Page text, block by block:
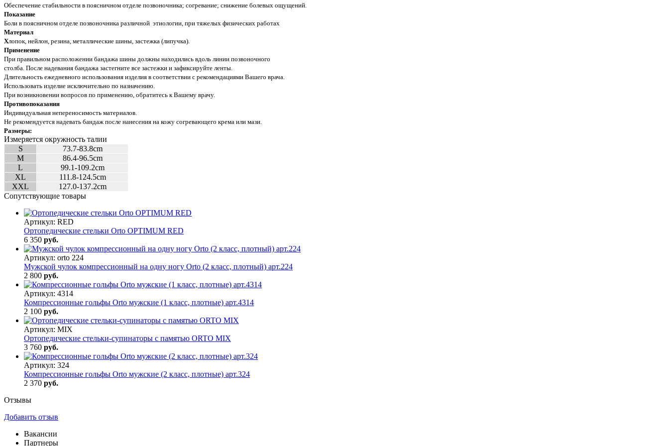
Обеспечение стабильности в поясничном отделе позвоночника; согревание; снижение болевых ощущений.
Показание
Боли в поясничном отделе позвоночника различной этиологии, при тяжелых физических работах
Материал
Хлопок, нейлон, резина, металлические шины, застежка (липучка).
Применение
При правильном расположении бандажа шины должны находились вдоль линии позвоночного
столба. После надевания бандажа застегните все застежки и зафиксируйте ленты.
Длительность ежедневного использования изделия в соответствии с рекомендациями Вашего врача.
Использовать изделие исключительно по назначению.
При возникновении вопросов по применению, обратитесь к Вашему врачу.
Противопоказания
Индивидуальная непереносимость материалов.
Не рекомендуется надевать бандаж после нанесения на кожу согревающего крема или мази.
Размеры:
Измеряется окружность талии
S
73.7-83.8cm
M
86.4-96.5cm
L
99.1-109.2cm
XL
111.8-124.5cm
XXL
127.0-137.2cm
Сопутствующие товары
Артикул: RED
Ортопедические стельки Orto OPTIMUM RED
6 350 руб.
Артикул: orto 224
Мужской чулок компрессионный на одну ногу Orto (2 класс, плотный) арт.224
2 800 руб.
Артикул: 4314
Компрессионные гольфы Orto мужские (1 класс, плотные) арт.4314
2 100 руб.
Артикул: MIX
Ортопедические стельки-супинаторы с памятью ORTO MIX
3 760 руб.
Артикул: 324
Компрессионные гольфы Orto мужские (2 класс, плотные) арт.324
2 370 руб.
Отзывы
Добавить отзыв
Вакансии
Партнеры